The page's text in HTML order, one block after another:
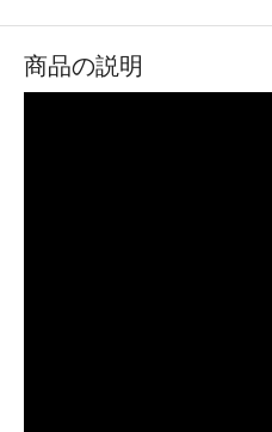
商品の説明